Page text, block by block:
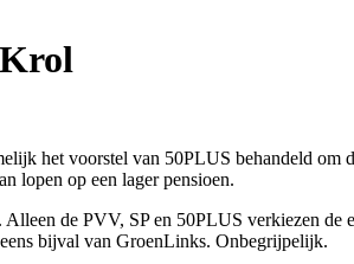
Krol
het voorstel van 50PLUS behandeld om
lopen op een lager pensioen.
de PVV, SP en 50PLUS verkiezen de
bijval van GroenLinks. Onbegrijpelijk.